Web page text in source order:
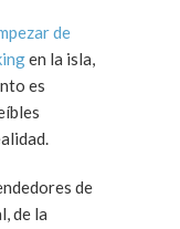
de
en la isla,
es
de
de la